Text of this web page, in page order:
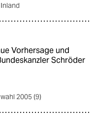
Inland
Vorhersage und
Schröder
wahl 2005 (9)